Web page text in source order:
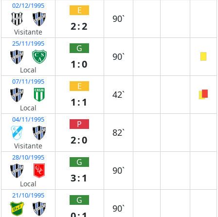
02/12/1995
Visitante
E
2:2
90`
25/11/1995
Local
G
1:0
90`
07/11/1995
Local
E
1:1
42`
04/11/1995
Visitante
P
2:0
82`
28/10/1995
Local
G
3:1
90`
21/10/1995 G
90`